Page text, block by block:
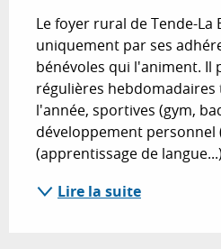
Le foyer rural de Tende-La
uniquement par ses
bénévoles qui l'animent. Il
régulières
l'année, sportives (gym,
développement personnel
(apprentissage de
Lire la suite